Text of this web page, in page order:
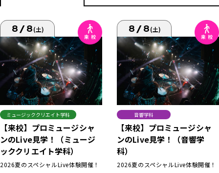
8/8(土)
ミュージッククリエイト学科
【来校】プロミュージシャ
ンのLive見学！（ミュージ
ッククリエイト学科）
2026夏のスペシャルLive体験開催！
8/8(土)
音響学科
【来校】プロミュージシャ
ンのLive見学！（音響学
科）
2026夏のスペシャルLive体験開催！